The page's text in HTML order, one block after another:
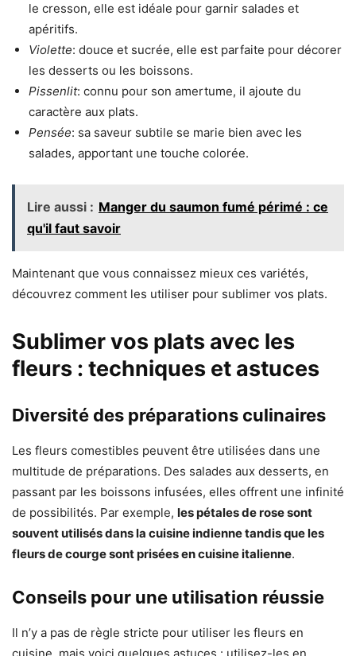
le cresson, elle est idéale pour garnir salades et
apéritifs.
Violette: douce et sucrée, elle est parfaite pour décorer
les desserts ou les boissons.
Pissenlit: connu pour son amertume, il ajoute du
caractère aux plats.
Pensée: sa saveur subtile se marie bien avec les
salades, apportant une touche colorée.
Lire aussi : Manger du saumon fumé périmé : ce
qu'il faut savoir
Maintenant que vous connaissez mieux ces variétés,
découvrez comment les utiliser pour sublimer vos plats.
Sublimer vos plats avec les
fleurs : techniques et astuces
Diversité des préparations culinaires
Les fleurs comestibles peuvent être utilisées dans une
multitude de préparations. Des salades aux desserts, en
passant par les boissons infusées, elles offrent une infinité
de possibilités. Par exemple, les pétales de rose sont
souvent utilisés dans la cuisine indienne tandis que les
fleurs de courge sont prisées en cuisine italienne.
Conseils pour une utilisation réussie
Il n’y a pas de règle stricte pour utiliser les fleurs en